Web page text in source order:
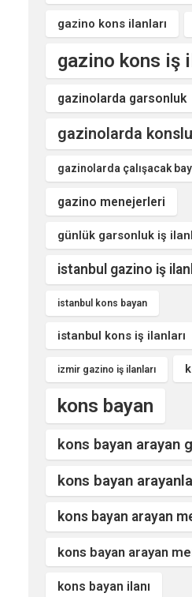
gazino kons ilanları
gazino kons iş
gazinolarda garsonluk
gazinolarda
gazinolarda çalışacak
gazino menejerleri
günlük garsonluk iş
istanbul gazino iş
istanbul kons bayan
istanbul kons iş ilanları
izmir gazino iş ilanları
kons bayan
kons bayan arayan
kons bayan
kons bayan arayan
kons bayan arayan
kons bayan ilanı